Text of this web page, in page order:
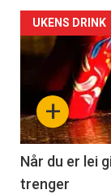
+
UKENS DRINK
Når du er lei
trenger